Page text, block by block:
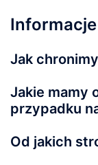
Jak
Jakie mamy
przypadku
Od jakich